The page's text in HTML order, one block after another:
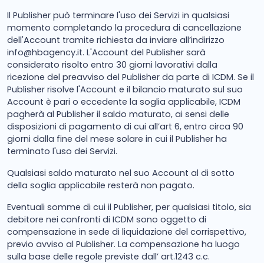
Il Publisher può terminare l'uso dei Servizi in qualsiasi
momento completando la procedura di cancellazione
dell'Account tramite richiesta da inviare all’indirizzo
info@hbagency.it. L'Account del Publisher sarà
considerato risolto entro 30 giorni lavorativi dalla
ricezione del preavviso del Publisher da parte di ICDM. Se il
Publisher risolve l'Account e il bilancio maturato sul suo
Account è pari o eccedente la soglia applicabile, ICDM
pagherà al Publisher il saldo maturato, ai sensi delle
disposizioni di pagamento di cui all’art 6, entro circa 90
giorni dalla fine del mese solare in cui il Publisher ha
terminato l'uso dei Servizi.
Qualsiasi saldo maturato nel suo Account al di sotto
della soglia applicabile resterà non pagato.
Eventuali somme di cui il Publisher, per qualsiasi titolo, sia
debitore nei confronti di ICDM sono oggetto di
compensazione in sede di liquidazione del corrispettivo,
previo avviso al Publisher. La compensazione ha luogo
sulla base delle regole previste dall’ art.1243 c.c.